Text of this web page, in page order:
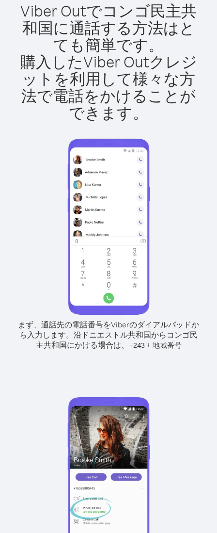
Viber Outでコンゴ民主共
和国に通話する方法はと
ても簡単です。
購入したViber Outクレジ
ットを利用して様々な方
法で電話をかけることが
できます。
まず、通話先の電話番号をViberのダイアルパッドか
ら入力します。 沿ドニエストル共和国からコンゴ民
主共和国にかける場合は、
+243+ 地域番号